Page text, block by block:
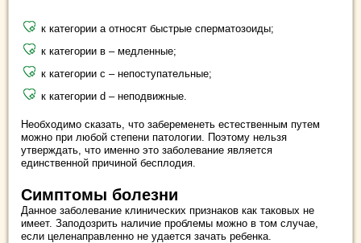
к категории а относят быстрые сперматозоиды;
к категории в ‒ медленные;
к категории с ‒ непоступательные;
к категории d ‒ неподвижные.
Необходимо сказать, что забеременеть естественным путем
можно при любой степени патологии. Поэтому нельзя
утверждать, что именно это заболевание является
единственной причиной бесплодия.
Симптомы болезни
Данное заболевание клинических признаков как таковых не
имеет. Заподозрить наличие проблемы можно в том случае,
если целенаправленно не удается зачать ребенка.